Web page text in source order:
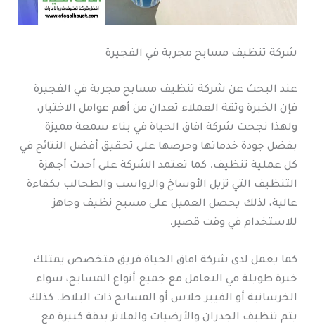
شركة تنظيف مسابح مجربة في الفجيرة
عند البحث عن شركة تنظيف مسابح مجربة في الفجيرة
فإن الخبرة وثقة العملاء تعدان من أهم عوامل الاختيار،
ولهذا نجحت شركة افاق الحياة في بناء سمعة مميزة
بفضل جودة خدماتها وحرصها على تحقيق أفضل النتائج في
كل عملية تنظيف. كما تعتمد الشركة على أحدث أجهزة
التنظيف التي تزيل الأوساخ والرواسب والطحالب بكفاءة
عالية، لذلك يحصل العميل على مسبح نظيف وجاهز
للاستخدام في وقت قصير.
كما يعمل لدى شركة افاق الحياة فريق متخصص يمتلك
خبرة طويلة في التعامل مع جميع أنواع المسابح، سواء
الخرسانية أو الفيبر جلاس أو المسابح ذات البلاط. كذلك
يتم تنظيف الجدران والأرضيات والفلاتر بدقة كبيرة مع